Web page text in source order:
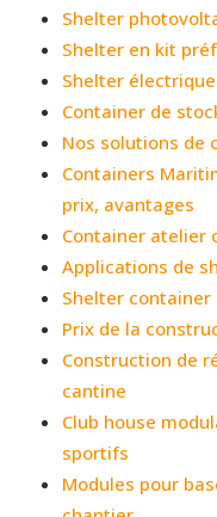
Shelter
Shelter en kit
Shelter
Container de
Nos solutions de
Containers
prix, avantages
Container atelier
Applications de
Shelter
Prix de la
Construction de
cantine
Club house
sportifs
Modules pour